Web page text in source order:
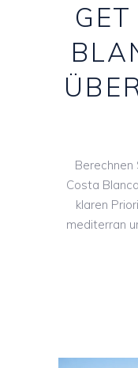
Berechnen
Costa
klaren
mediterran